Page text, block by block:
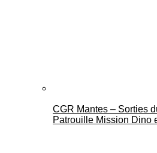
CGR Mantes – Sorties
Patrouille Mission Dino